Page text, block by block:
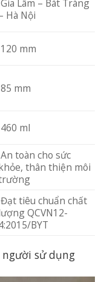
Gia Lâm – Bát Tràng
Hà Nội
120 mm
85 mm
460 ml
An toàn cho sức
thân thiện môi
Đạt tiêu chuẩn chất
QCVN12-
BYT
sử dụng